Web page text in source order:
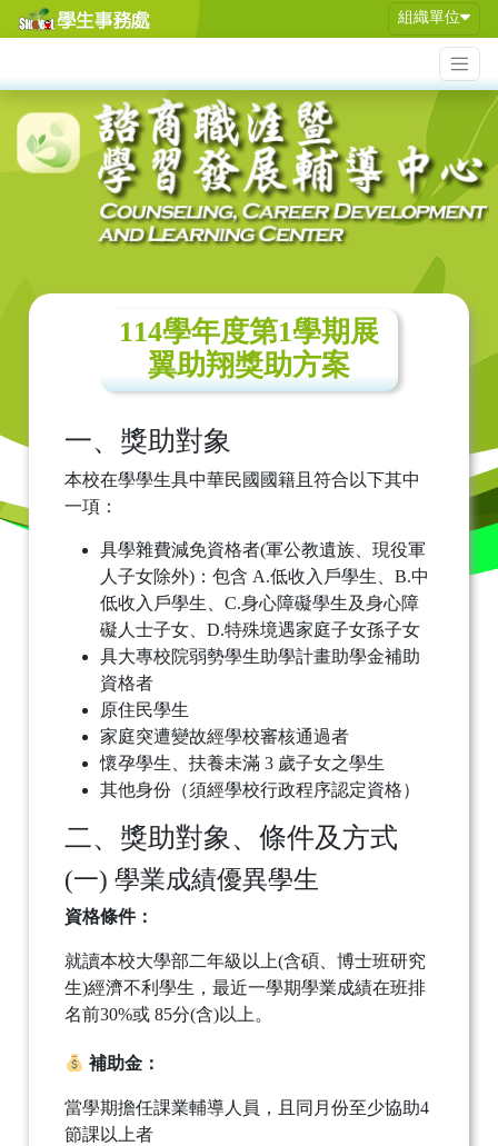
組織單位
114學年度第1學期展
翼助翔獎助方案
一、獎助對象
本校在學學生具中華民國國籍且符合以下其中
一項：
具學雜費減免資格者(軍公教遺族、現役軍
人子女除外)：包含 A.低收入戶學生、B.中
低收入戶學生、C.身心障礙學生及身心障
礙人士子女、D.特殊境遇家庭子女孫子女
具大專校院弱勢學生助學計畫助學金補助
資格者
原住民學生
家庭突遭變故經學校審核通過者
懷孕學生、扶養未滿 3 歲子女之學生
其他身份（須經學校行政程序認定資格）
二、獎助對象、條件及方式
(一) 學業成績優異學生
資格條件：
就讀本校大學部二年級以上(含碩、博士班研究
生)經濟不利學生，最近一學期學業成績在班排
名前30%或 85分(含)以上。
補助金：
當學期擔任課業輔導人員，且同月份至少協助4
節課以上者